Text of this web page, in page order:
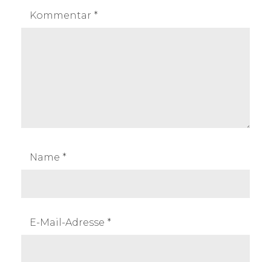
Kommentar *
Name *
E-Mail-Adresse *